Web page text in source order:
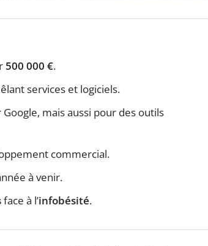
500 000 €.
services et logiciels.
mais aussi pour des outils
commercial.
à venir.
face à l’infobésité.